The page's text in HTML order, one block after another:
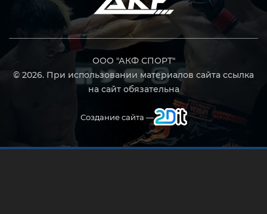
ООО "АКФ СПОРТ"
© 2026. При использовании материалов сайта ссылка
на сайт обязательна
Создание сайта —
Нажмите Enter для поиска или Esc, чтобы закрыть